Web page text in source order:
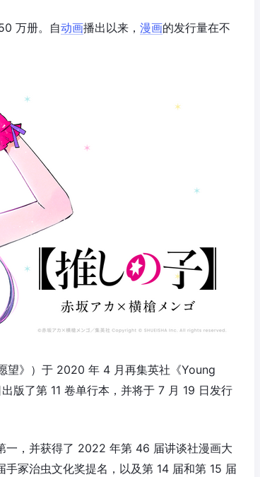
万册。自动画播出以来， 漫画的发行量在不
望》）于 2020 年 4 月再集英社《Young
版了第 11 卷单行本，并将于 7 月 19 日发行
一，并获得了 2022 年第 46 届讲谈社漫画大
冢治虫文化奖提名，以及第 14 届和第 15 届